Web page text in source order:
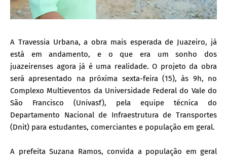
A Travessia Urbana, a obra mais esperada de Juazeiro, já
está em andamento, e o que era um sonho dos
juazeirenses agora já é uma realidade. O projeto da obra
será apresentado na próxima sexta-feira (15), às 9h, no
Complexo Multieventos da Universidade Federal do Vale do
São Francisco (Univasf), pela equipe técnica do
Departamento Nacional de Infraestrutura de Transportes
(Dnit) para estudantes, comerciantes e população em geral.
A prefeita Suzana Ramos, convida a população em geral